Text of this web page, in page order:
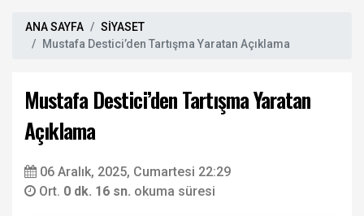
ANA SAYFA
SİYASET
Mustafa Destici’den Tartışma Yaratan Açıklama
Mustafa Destici’den Tartışma Yaratan
Açıklama
06 Aralık, 2025, Cumartesi 22:29
Ort. 0 dk. 16 sn. okuma süresi